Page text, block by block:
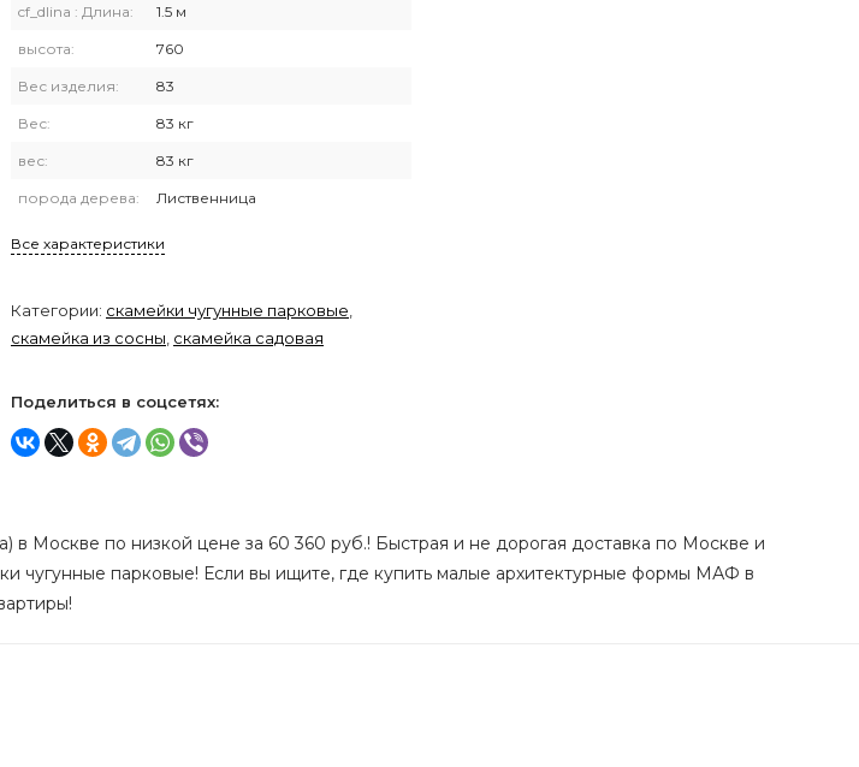
cf_dlina : Длина: 1.5 м
высота: 760
Вес изделия: 83
Вес: 83 кг
вес: 83 кг
порода дерева: Лиственница
Все характеристики
Категории: скамейки чугунные парковые
скамейка из сосны скамейка садовая
Поделиться в соцсетях:
в Москве по низкой цене за 60 360 руб.! Быстрая и не дорогая доставка по Москве и
чугунные парковые! Если вы ищите, где купить малые архитектурные формы МАФ в